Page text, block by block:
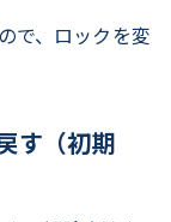
で、ロックを変
す（初期